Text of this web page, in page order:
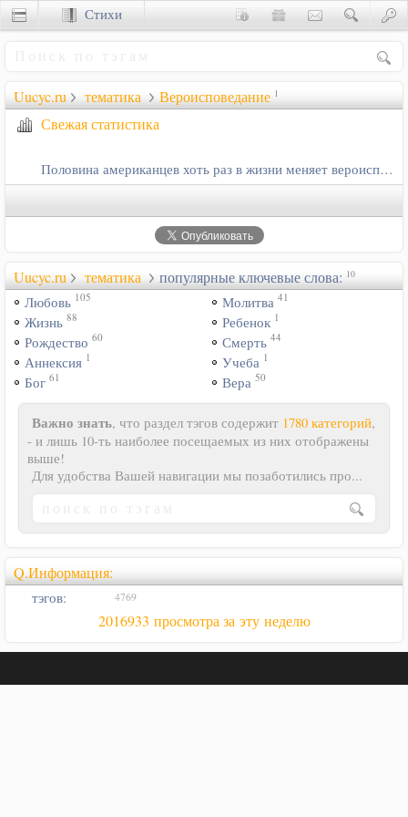
Uucyc.ru тематика Вероисповедание 1
Свежая статистика
Половина американцев хоть раз в жизни меняет вероисповедание
Uucyc.ru тематика популярные ключевые слова: 10
Любовь 105
Жизнь 88
Рождество 60
Аннексия 1
Бог 61
Молитва 41
Ребенок 1
Смерть 44
Учеба 1
Вера 50
Важно знать, что раздел тэгов содержит 1780 категорий,
- и лишь 10-ть наиболее посещаемых из них отображены
выше!
Для удобства Вашей навигации мы позаботились про...
Q.Информация:
тэгов: 4769
2016933 просмотра за эту неделю
Стихи